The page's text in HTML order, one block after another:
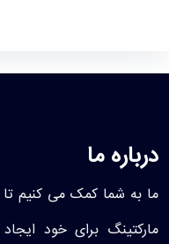
درباره ما
ما به شما کمک می کنیم
مارکتینگ برای خود